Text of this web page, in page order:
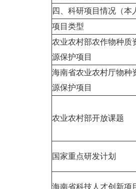
四、科研项目情况（本
项目类型
农业农村部农作物种质
源保护项目
海南省农业农村厅物种
源保护项目
农业农村部开放课题
国家重点研发计划
海南省科技人才创新项